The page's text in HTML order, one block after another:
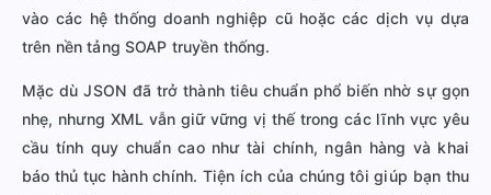
vào các hệ thống doanh nghiệp cũ hoặc các dịch vụ dựa
trên nền tảng SOAP truyền thống.
Mặc dù JSON đã trở thành tiêu chuẩn phổ biến nhờ sự gọn
nhẹ, nhưng XML vẫn giữ vững vị thế trong các lĩnh vực yêu
cầu tính quy chuẩn cao như tài chính, ngân hàng và khai
báo thủ tục hành chính. Tiện ích của chúng tôi giúp bạn thu